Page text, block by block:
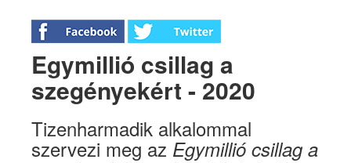
Egymillió csillag a
szegényekért - 2020
Tizenharmadik alkalommal
szervezi meg az Egymillió csillag a